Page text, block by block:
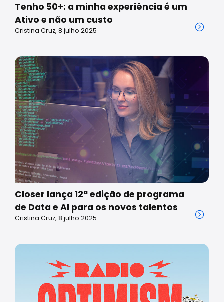
Tenho 50+: a minha experiência é um
Ativo e não um custo
Cristina Cruz, 8 julho 2025
Closer lança 12ª edição de programa
de Data e AI para os novos talentos
Cristina Cruz, 8 julho 2025